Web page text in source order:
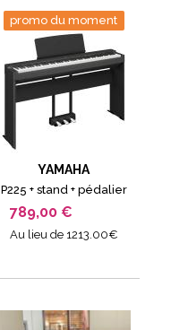
promo du moment
YAMAHA
P225 + stand + pédalier
789,00 €
Au lieu de 1213.00€